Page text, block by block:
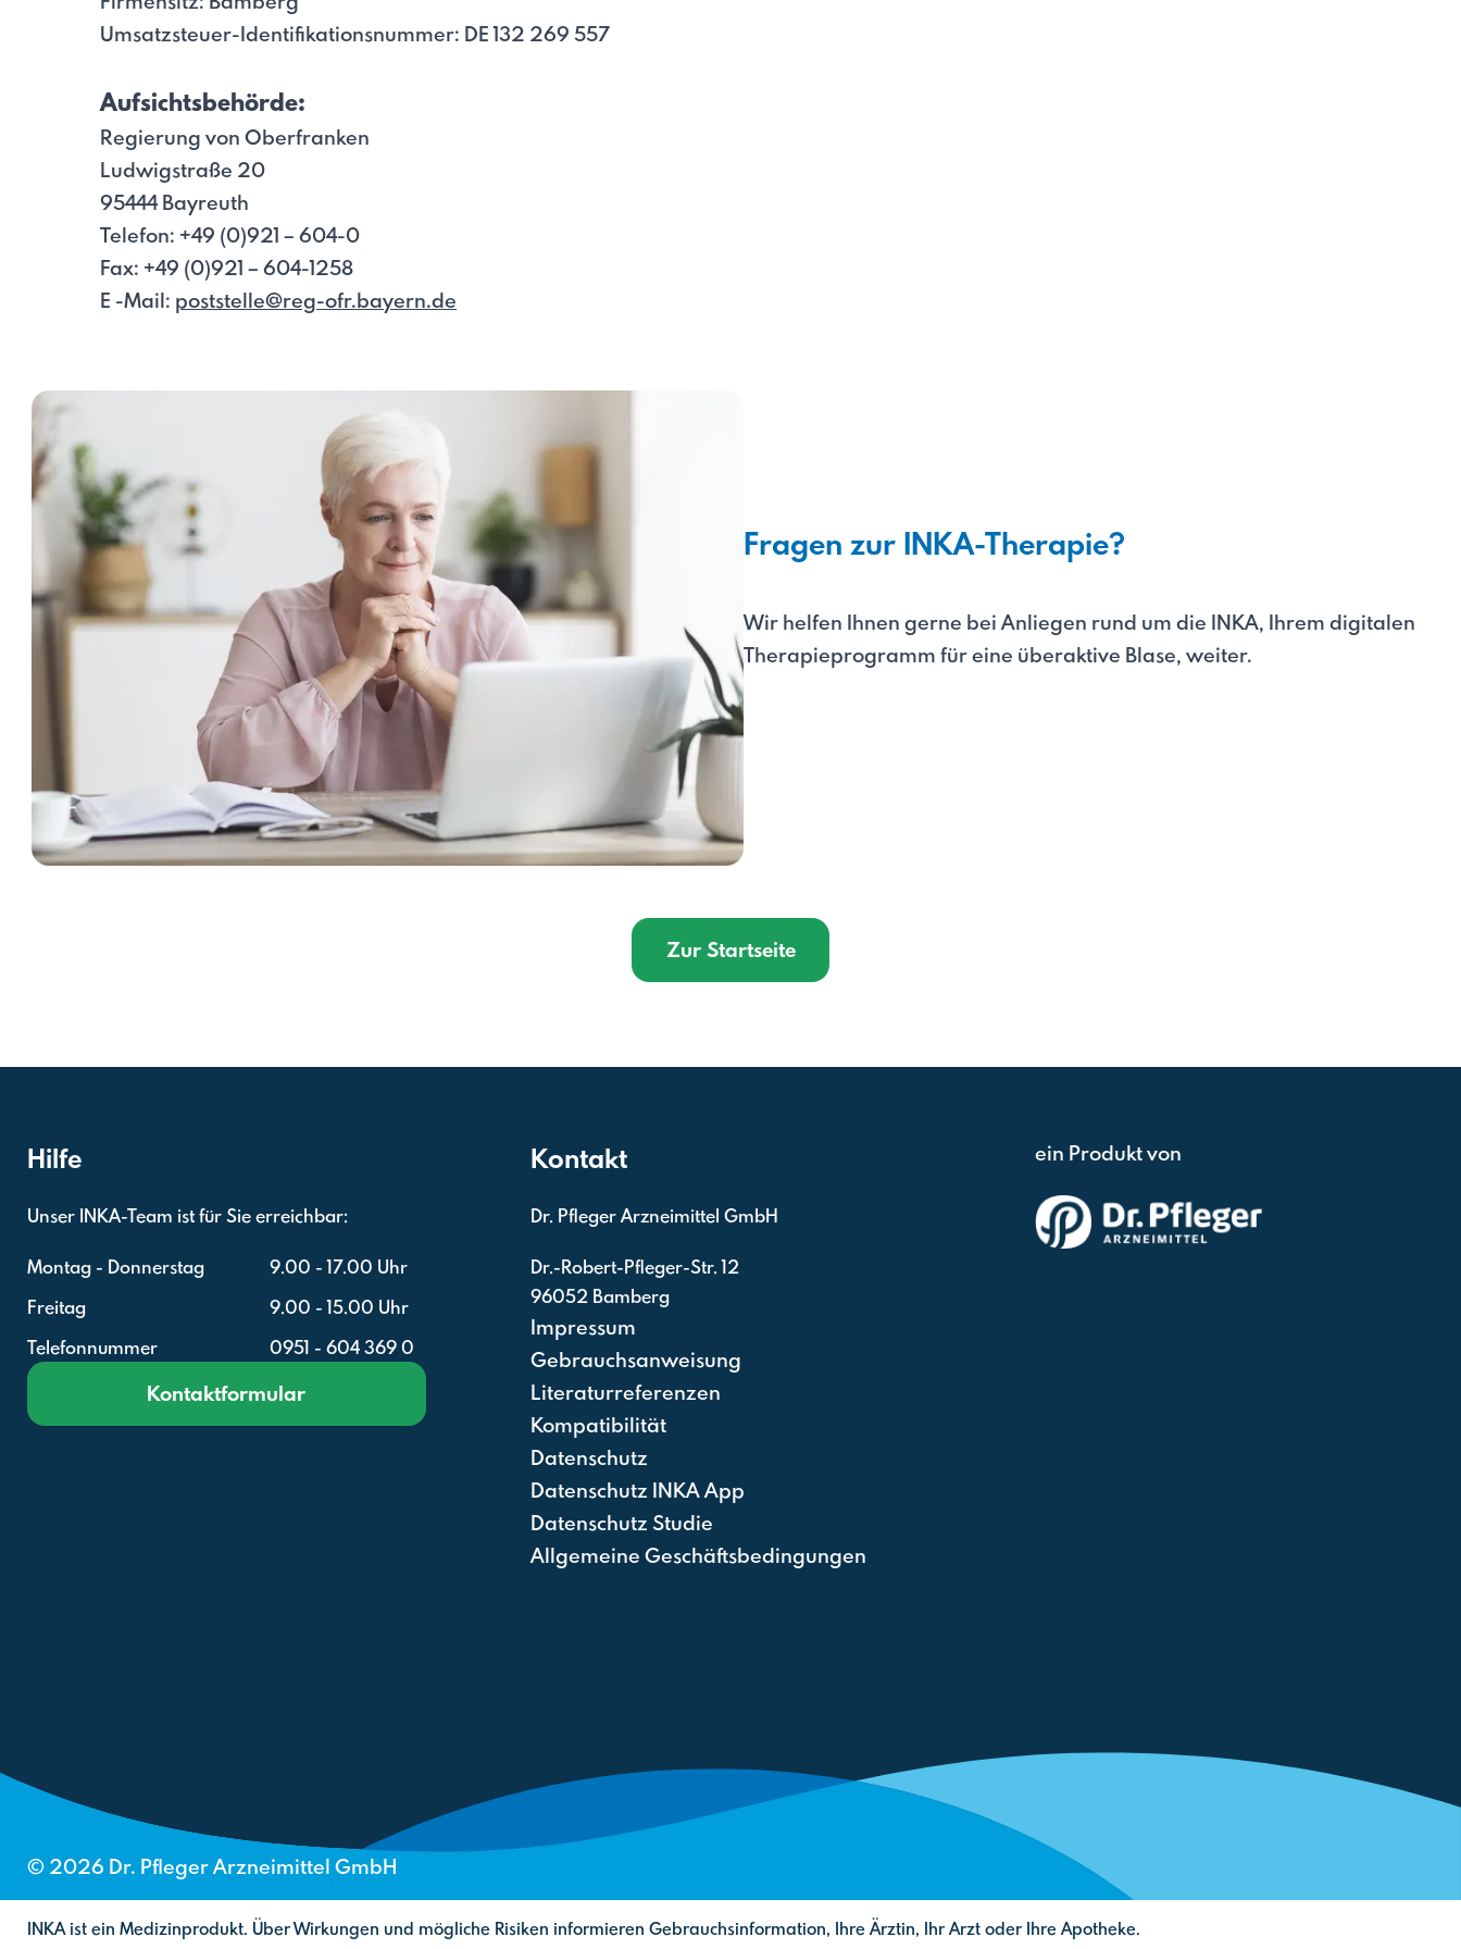
Umsatzsteuer-Identifikationsnummer: DE 132 269 557
Aufsichtsbehörde:
Regierung von Oberfranken
Ludwigstraße 20
95444 Bayreuth
Telefon: +49 (0)921 – 604-0
Fax: +49 (0)921 – 604-1258
E -Mail: poststelle@reg-ofr.bayern.de
Fragen zur INKA-Therapie?
Wir helfen Ihnen gerne bei Anliegen rund um die INKA, Ihrem digitalen
Therapieprogramm für eine überaktive Blase, weiter.
Zur Startseite
Hilfe
Unser INKA-Team ist für Sie erreichbar:
Montag - Donnerstag
9.00 - 17.00 Uhr
Freitag
9.00 - 15.00 Uhr
Telefonnummer
0951 - 604 369 0
Kontaktformular
Kontakt
Dr. Pfleger Arzneimittel GmbH
Dr.-Robert-Pfleger-Str. 12
96052 Bamberg
Impressum
Gebrauchsanweisung
Literaturreferenzen
Kompatibilität
Datenschutz
Datenschutz INKA App
Datenschutz Studie
Allgemeine Geschäftsbedingungen
ein Produkt von
© 2026 Dr. Pfleger Arzneimittel GmbH
INKA ist ein Medizinprodukt. Über Wirkungen und mögliche Risiken informieren Gebrauchsinformation, Ihre Ärztin, Ihr Arzt oder Ihre Apotheke.